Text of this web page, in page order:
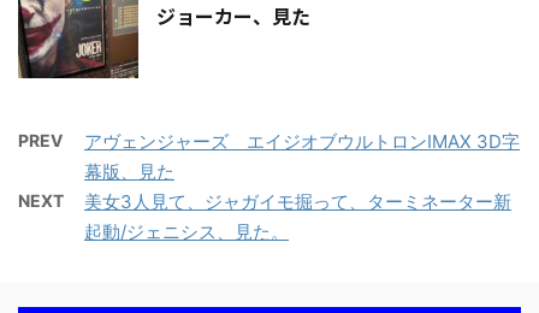
ジョーカー、見た
PREV
アヴェンジャーズ エイジオブウルトロンIMAX 3D字
幕版、見た
NEXT
美女3人見て、ジャガイモ掘って、ターミネーター新
起動/ジェニシス、見た。